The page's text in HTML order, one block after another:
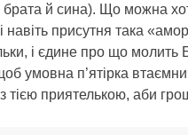
брата й сина). Що можна
навіть присутня така
і єдине про що
умовна п’ятірка
тією приятелькою, аби